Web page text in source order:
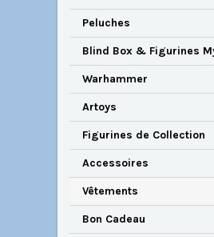
Peluches
Blind Box & Figurines
Warhammer
Artoys
Figurines de Collection
Accessoires
Vêtements
Bon Cadeau